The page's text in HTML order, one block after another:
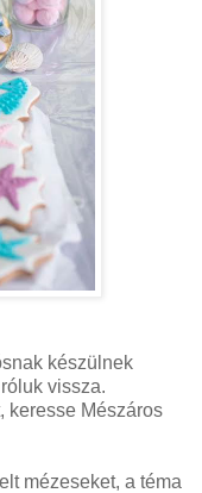
készülnek
vissza.
keresse Mészáros
mézeseket, a téma